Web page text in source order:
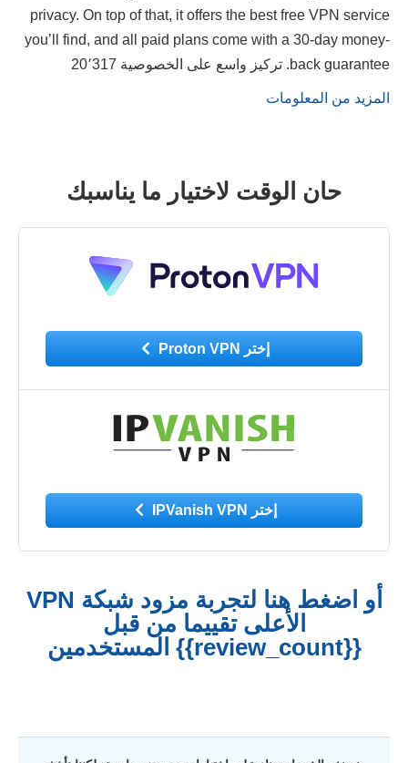
privacy. On top of that, it offers the best free VPN service
you’ll find, and all paid plans come with a 30-day money-
back guarantee. تركيز واسع على الخصوصية 20٬317
المزيد من المعلومات
حان الوقت لاختيار ما يناسبك
إختر Proton VPN
إختر IPVanish VPN
أو اضغط هنا لتجربة مزود شبكة VPN
الأعلى تقييما من قبل
{{review_count}} المستخدمين